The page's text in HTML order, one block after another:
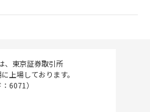
、東京証券取引所
上場しております。
6071）